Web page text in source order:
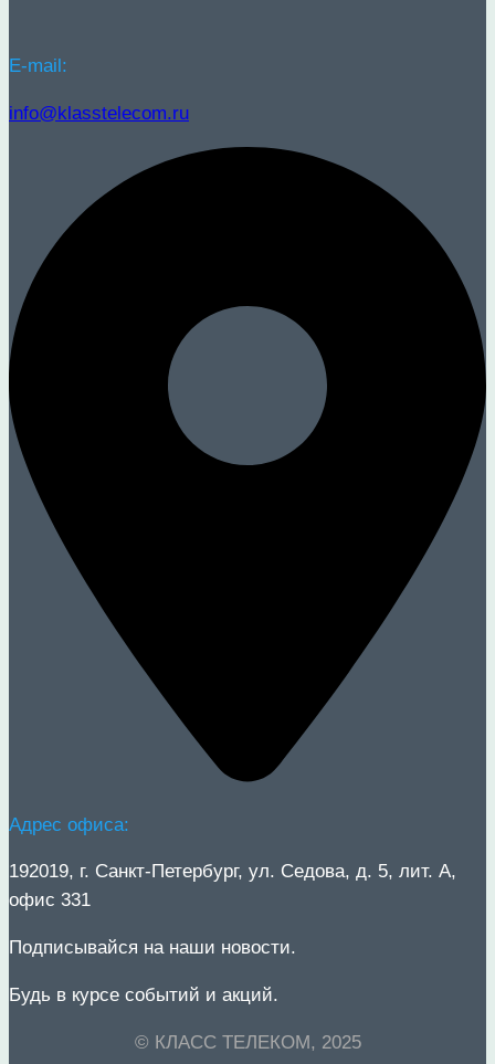
E-mail:
info@klasstelecom.ru
Адрес офиса:
192019, г. Санкт-Петербург, ул. Седова, д. 5, лит. А,
офис 331
Подписывайся на наши новости.
Будь в курсе событий и акций.
© КЛАСС ТЕЛЕКОМ, 2025